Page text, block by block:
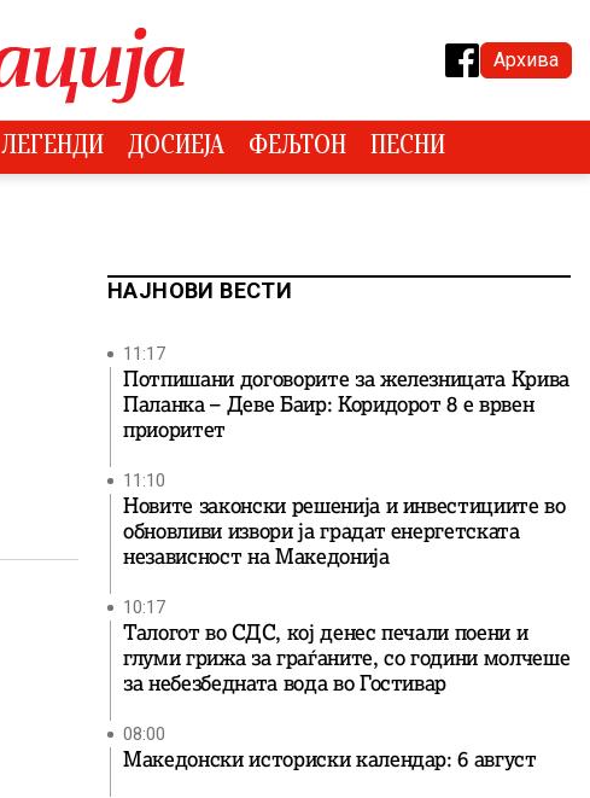
Архива
ЛЕГЕНДИ ДОСИЕЈА ФЕЉТОН ПЕСНИ
НАЈНОВИ ВЕСТИ
11:17
Потпишани договорите за железницата Крива
Паланка – Деве Баир: Коридорот 8 е врвен
приоритет
11:10
Новите законски решенија и инвестициите во
обновливи извори ја градат енергетската
независност на Македонија
10:17
Талогот во СДС, кој денес печали поени и
глуми грижа за граѓаните, со години молчеше
за небезбедната вода во Гостивар
08:00
Македонски историски календар: 6 август